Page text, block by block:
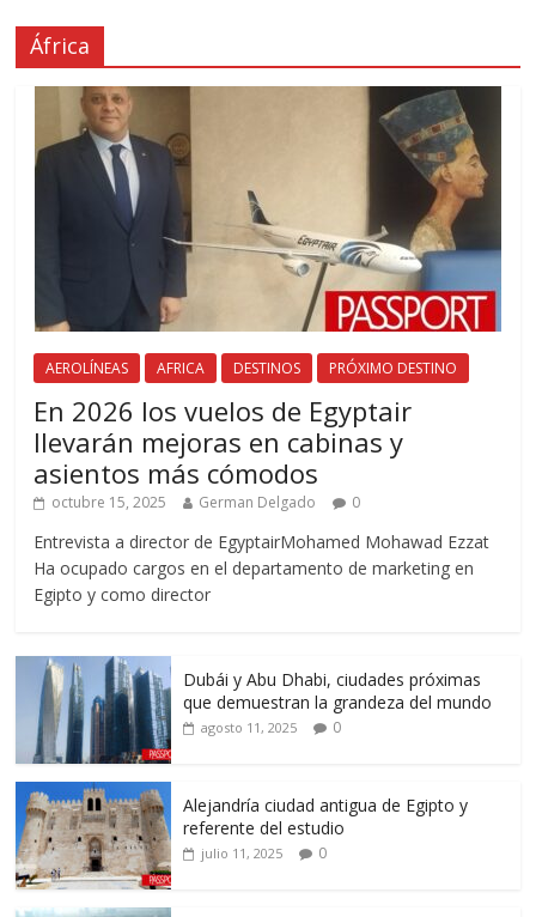
África
AEROLÍNEAS AFRICA DESTINOS PRÓXIMO DESTINO
En 2026 los vuelos de Egyptair
llevarán mejoras en cabinas y
asientos más cómodos
octubre 15, 2025 German Delgado 0
Entrevista a director de EgyptairMohamed Mohawad Ezzat
Ha ocupado cargos en el departamento de marketing en
Egipto y como director
Dubái y Abu Dhabi, ciudades próximas
que demuestran la grandeza del mundo
agosto 11, 2025 0
Alejandría ciudad antigua de Egipto y
referente del estudio
julio 11, 2025 0